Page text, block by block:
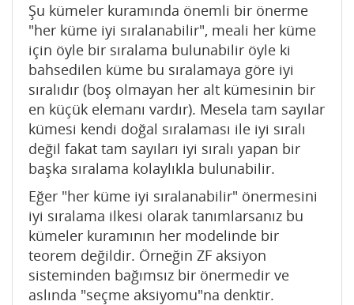
Şu kümeler kuramında önemli bir önerme
"her küme iyi sıralanabilir", meali her küme
için öyle bir sıralama bulunabilir öyle ki
bahsedilen küme bu sıralamaya göre iyi
sıralıdır (boş olmayan her alt kümesinin bir
en küçük elemanı vardır). Mesela tam sayılar
kümesi kendi doğal sıralaması ile iyi sıralı
değil fakat tam sayıları iyi sıralı yapan bir
başka sıralama kolaylıkla bulunabilir.
Eğer "her küme iyi sıralanabilir" önermesini
iyi sıralama ilkesi olarak tanımlarsanız bu
kümeler kuramının her modelinde bir
teorem değildir. Örneğin ZF aksiyon
sisteminden bağımsız bir önermedir ve
aslında "seçme aksiyomu"na denktir.